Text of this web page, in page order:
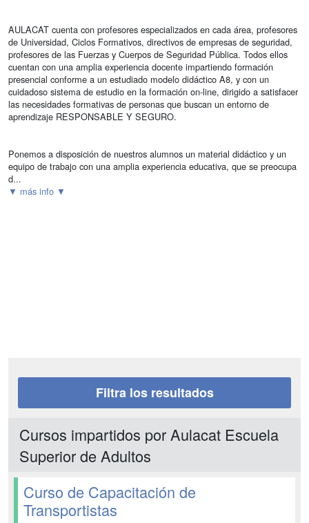
AULACAT cuenta con profesores especializados en cada área, profesores
de Universidad, Ciclos Formativos, directivos de empresas de seguridad,
profesores de las Fuerzas y Cuerpos de Seguridad Pública. Todos ellos
cuentan con una amplia experiencia docente impartiendo formación
presencial conforme a un estudiado modelo didáctico A8, y con un
cuidadoso sistema de estudio en la formación on-line, dirigido a satisfacer
las necesidades formativas de personas que buscan un entorno de
aprendizaje RESPONSABLE Y SEGURO.
Ponemos a disposición de nuestros alumnos un material didáctico y un
equipo de trabajo con una amplia experiencia educativa, que se preocupa
d...
▼ más info ▼
Filtra los resultados
Cursos impartidos por Aulacat Escuela
Superior de Adultos
Curso de Capacitación de
Transportistas